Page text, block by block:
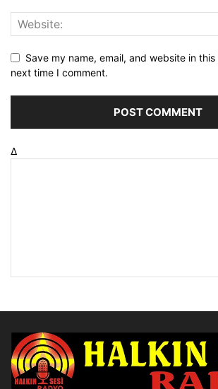
Save my name, email, and website in
next time I comment.
Δ